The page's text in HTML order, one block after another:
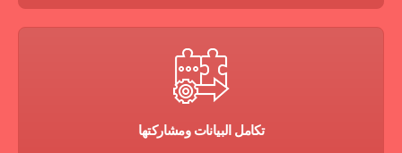
تكامل البيانات ومشاركتها